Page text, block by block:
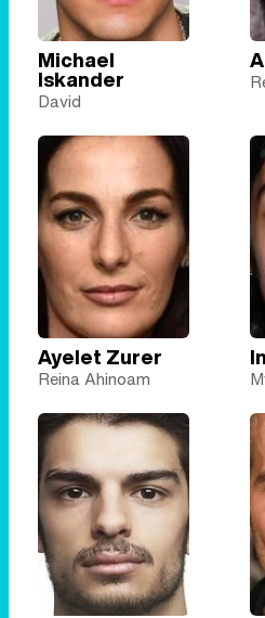
Michael
Iskander
David
Ayelet Zurer
Reina Ahinoam